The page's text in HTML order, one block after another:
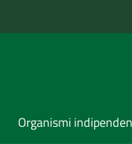
Organismi